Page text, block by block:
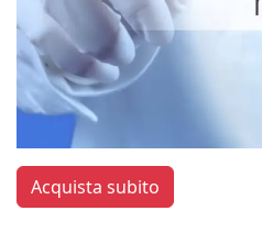
Acquista subito